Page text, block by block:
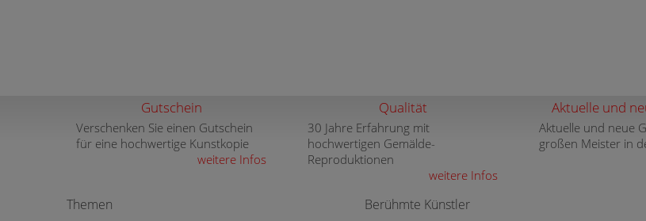
Gutschein
Verschenken Sie einen Gutschein
für eine hochwertige Kunstkopie
weitere Infos
Qualität
30 Jahre Erfahrung mit
hochwertigen Gemälde-
Reproduktionen
weitere Infos
Aktuelle und
Aktuelle und neue
großen Meister in
Themen Berühmte Künstler